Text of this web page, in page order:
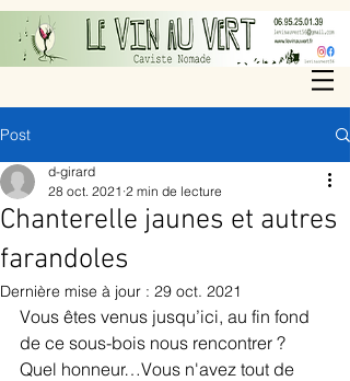
Post
Chanterelle jaunes et autres
farandoles
d-girard
28 oct. 2021 2 min de lecture
Dernière mise à jour : 29 oct. 2021
Vous êtes venus jusqu’ici, au fin fond
de ce sous-bois nous rencontrer ?
Quel honneur…Vous n'avez tout de